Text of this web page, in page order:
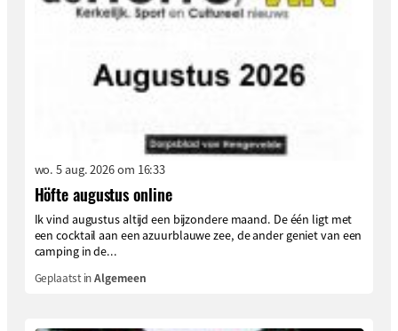
wo. 5 aug. 2026 om 16:33
Höfte augustus online
Ik vind augustus altijd een bijzondere maand. De één ligt met
een cocktail aan een azuurblauwe zee, de ander geniet van een
camping in de...
Geplaatst inAlgemeen